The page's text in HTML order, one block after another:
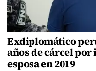
Exdiplomático
años de cárcel por
esposa en 2019